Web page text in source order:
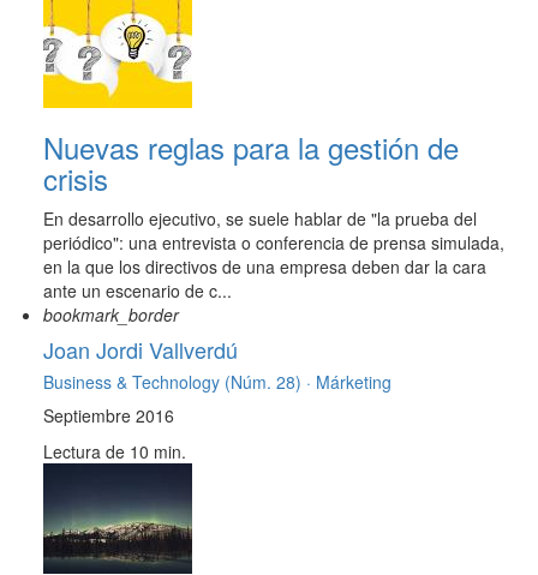
Nuevas reglas para la gestión de
crisis
En desarrollo ejecutivo, se suele hablar de "la prueba del
periódico": una entrevista o conferencia de prensa simulada,
en la que los directivos de una empresa deben dar la cara
ante un escenario de c...
bookmark_border
Joan Jordi Vallverdú
Business & Technology (Núm. 28) · Márketing
Septiembre 2016
Lectura de 10 min.